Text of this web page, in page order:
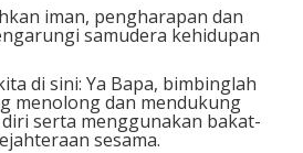
iman, pengharapan dan
samudera kehidupan
di sini: Ya Bapa, bimbinglah
menolong dan mendukung
serta menggunakan bakat-
sesama.